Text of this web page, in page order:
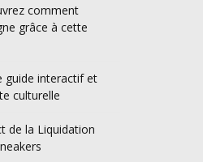
comment
grâce à cette
guide interactif et
culturelle
de la Liquidation